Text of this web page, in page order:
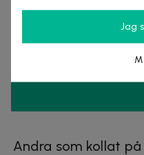
Säljes av
Organisationsnummer:
Andra som kollat
Jag